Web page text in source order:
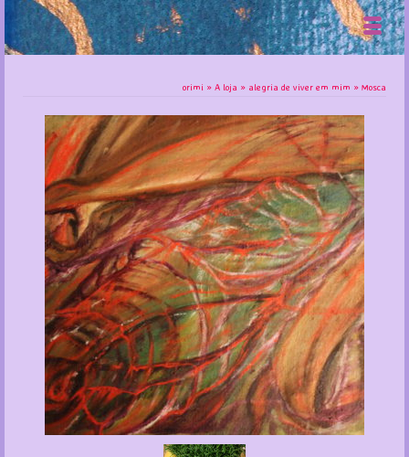
orimi » A loja » alegria de viver em mim » Mosca